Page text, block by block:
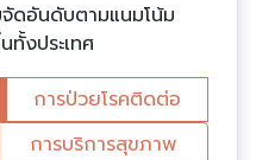
ดอันดับตามแนมโน้ม
ทั้งประเทศ
การป่วยโรคติดต่อ
การบริการสุขภาพ